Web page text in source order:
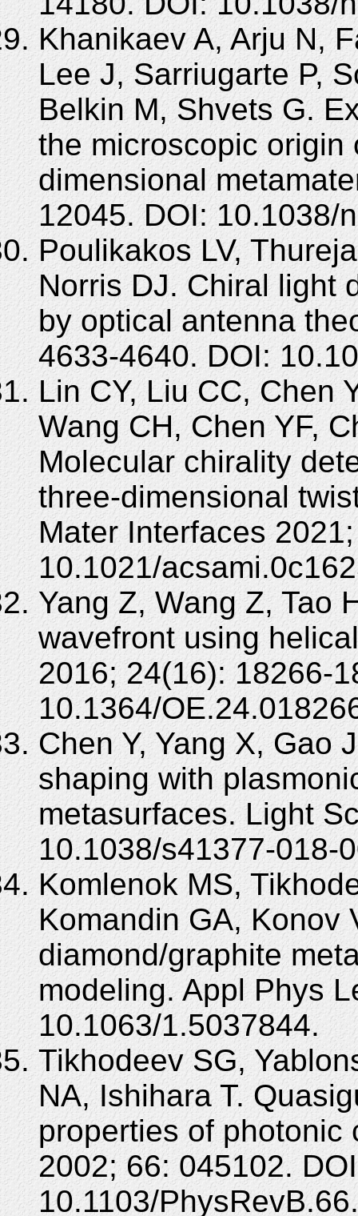
Khanikaev A, Arju N,
Lee J, Sarriugarte P,
Belkin M, Shvets G.
the microscopic origin
dimensional
12045. DOI: 10.1038/
Poulikakos LV,
Norris DJ. Chiral light
by optical antenna
4633-4640. DOI:
Lin CY, Liu CC, Chen
Wang CH, Chen YF,
Molecular chirality
three-dimensional
Mater Interfaces
10.1021/
Yang Z, Wang Z, Tao
wavefront using
2016; 24(16): 18266-
10.1364/
Chen Y, Yang X, Gao
shaping with
metasurfaces. Light
10.1038/s41377-018-
Komlenok MS,
Komandin GA, Konov
diamond/graphite
modeling. Appl Phys
10.1063/1.5037844.
Tikhodeev SG,
NA, Ishihara T.
properties of photonic
2002; 66: 045102.
10.1103/